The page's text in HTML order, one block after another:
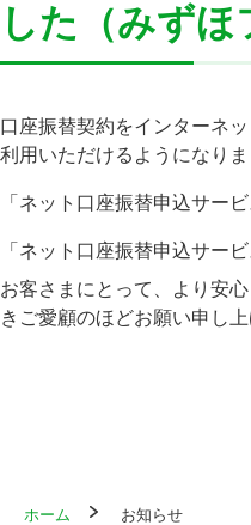
した（みずほ
口座振替契約をインターネ
利用いただけるようになりま
「ネット口座振替申込サー
「ネット口座振替申込サー
お客さまにとって、より安
きご愛顧のほどお願い申し上
ホーム お知らせ